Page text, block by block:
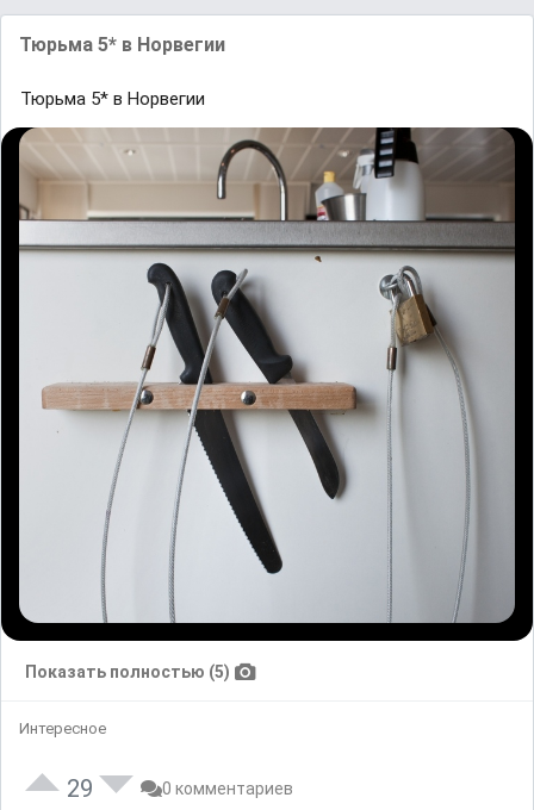
Тюрьма 5* в Норвегии
Тюрьма 5* в Норвегии
Показать полностью (5)
Интересное
29 0 комментариев